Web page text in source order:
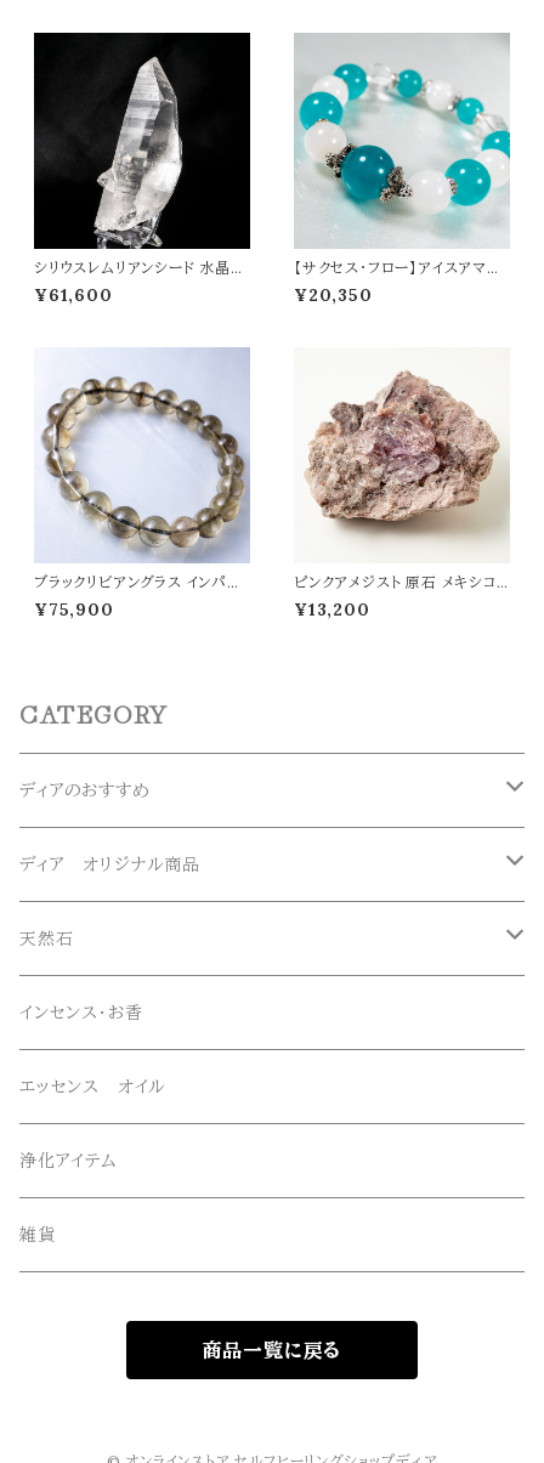
シリウスレムリアンシード 水晶
原石 ポイント 虹入り レムリアン
水晶 177g ヒーリング 高品質 パ
¥61,600
【サクセス・フロー】アイスアマゾ
ナイト ムーンストーン 水晶 オリ
ジナルデザイン ブレスレット パワ
¥20,350
ブラックリビアングラス インパク
トガラス ブレスレット 高品質 天
然ガラス 宇宙・高波動系ヒーリン
¥75,900
ピンクアメジスト 原石 メキシコ
ソノマ産 置物 幅41mm 浄化 癒
し 開運 愛情運 パワーストーン
¥13,200
CATEGORY
ディアのおすすめ
ガネーシュヒマール産水晶
マニハール産水晶
スーパーセブン
ディア オリジナル商品
オリジナルブレスレット
オリジナルペンダント
オリジナルエッセンススプレー
オリジナルサンキャッチャー
オリジナル雑貨
天然石
ブレスレット
ネックレス・ペンダントトップ
ルース・タンブル
丸玉・ポイント
インセンス・お香
エッセンス オイル
浄化アイテム
雑貨
商品一覧に戻る